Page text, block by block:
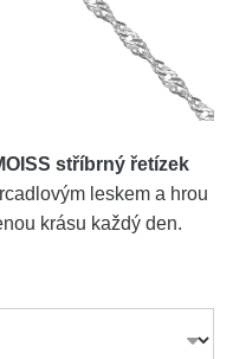
Slovensko
stříbrný řetízek
leskem a hrou
krásu každý den.